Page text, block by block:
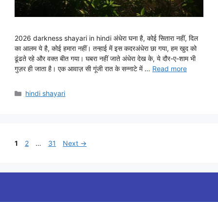
2026 darkness shayari in hindi अंधेरा घना है, कोई सितारा नहीं, दिल
का आलम ये है, कोई हमारा नहीं। तन्हाई में इस कदरअंधेरा छा गया, हम खुद को
ढूंढते रहे और वक्त बीत गया। घबरा नहीं जाते अंधेरा देख के, ये दौर-ए-शाम भी
गुज़र ही जाता है। एक आवाज़ सी गूंजी रात के सन्नाटे में … Read more
Categories
hindi shayari
Page
1 Page
2 … Page
31 Next →